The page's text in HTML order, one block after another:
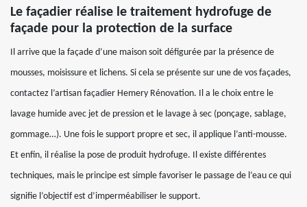
Le façadier réalise le traitement hydrofuge de
façade pour la protection de la surface
Il arrive que la façade d’une maison soit défigurée par la présence de
mousses, moisissure et lichens. Si cela se présente sur une de vos façades,
contactez l’artisan façadier Hemery Rénovation. Il a le choix entre le
lavage humide avec jet de pression et le lavage à sec (ponçage, sablage,
gommage…). Une fois le support propre et sec, il applique l’anti-mousse.
Et enfin, il réalise la pose de produit hydrofuge. Il existe différentes
techniques, mais le principe est simple favoriser le passage de l’eau ce qui
signifie l’objectif est d’imperméabiliser le support.